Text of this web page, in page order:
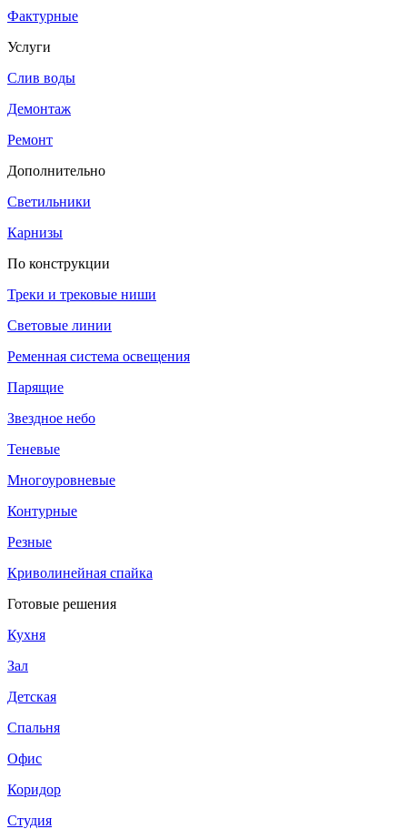
Фактурные
Услуги
Слив воды
Демонтаж
Ремонт
Дополнительно
Светильники
Карнизы
По конструкции
Треки и трековые ниши
Световые линии
Ременная система освещения
Парящие
Звездное небо
Теневые
Многоуровневые
Контурные
Резные
Криволинейная спайка
Готовые решения
Кухня
Зал
Детская
Спальня
Офис
Коридор
Студия